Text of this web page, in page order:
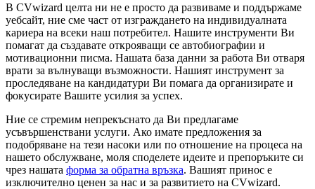
В CVwizard целта ни не е просто да развиваме и поддържаме
уебсайт, ние сме част от изграждането на индивидуалната
кариера на всеки наш потребител. Нашите инструменти Ви
помагат да създавате открояващи се автобиографии и
мотивационни писма. Нашата база данни за работа Ви отваря
врати за вълнуващи възможности. Нашият инструмент за
проследяване на кандидатури Ви помага да организирате и
фокусирате Вашите усилия за успех.
Ние се стремим непрекъснато да Ви предлагаме
усъвършенствани услуги. Ако имате предложения за
подобряване на тези насоки или по отношение на процеса на
нашето обслужване, моля споделете идеите и препоръките си
чрез нашата форма за обратна връзка. Вашият принос е
изключително ценен за нас и за развитието на CVwizard.